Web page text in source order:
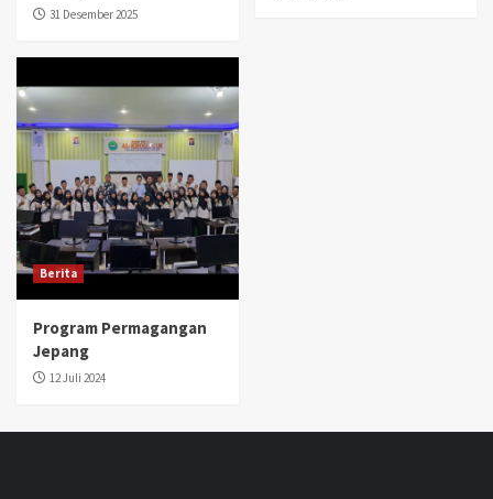
31 Desember 2025
Berita
Program Permagangan
Jepang
12 Juli 2024